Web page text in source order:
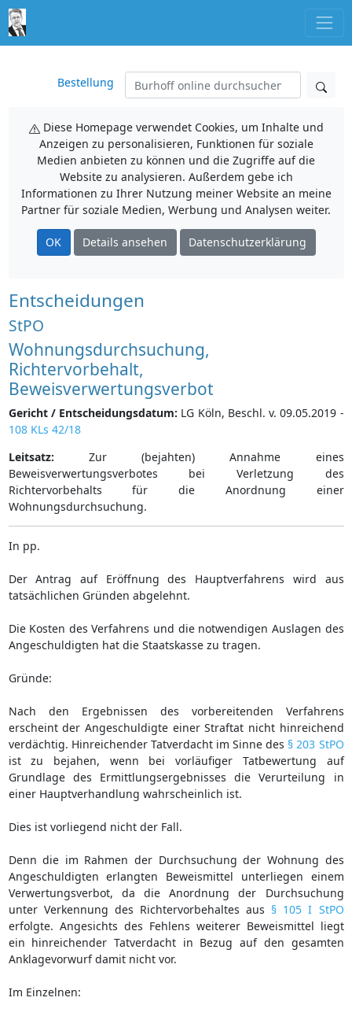
Bestellung
Diese Homepage verwendet Cookies, um Inhalte und
Anzeigen zu personalisieren, Funktionen für soziale
Medien anbieten zu können und die Zugriffe auf die
Website zu analysieren. Außerdem gebe ich
Informationen zu Ihrer Nutzung meiner Website an meine
Partner für soziale Medien, Werbung und Analysen weiter.
OK Details ansehen Datenschutzerklärung
Entscheidungen
StPO
Wohnungsdurchsuchung,
Richtervorbehalt,
Beweisverwertungsverbot
Gericht / Entscheidungsdatum: LG Köln, Beschl. v. 09.05.2019 -
108 KLs 42/18
Leitsatz: Zur (bejahten) Annahme eines
Beweisverwertungsverbotes bei Verletzung des
Richtervorbehalts für die Anordnung einer
Wohnungsdurchsuchung.
In pp.
Der Antrag auf Eröffnung des Hauptverfahrens wird aus
tatsächlichen Gründen abgelehnt.
Die Kosten des Verfahrens und die notwendigen Auslagen des
Angeschuldigten hat die Staatskasse zu tragen.
Gründe:
Nach den Ergebnissen des vorbereitenden Verfahrens
erscheint der Angeschuldigte einer Straftat nicht hinreichend
verdächtig. Hinreichender Tatverdacht im Sinne des § 203 StPO
ist zu bejahen, wenn bei vorläufiger Tatbewertung auf
Grundlage des Ermittlungsergebnisses die Verurteilung in
einer Hauptverhandlung wahrscheinlich ist.
Dies ist vorliegend nicht der Fall.
Denn die im Rahmen der Durchsuchung der Wohnung des
Angeschuldigten erlangten Beweismittel unterliegen einem
Verwertungsverbot, da die Anordnung der Durchsuchung
unter Verkennung des Richtervorbehaltes aus § 105 I StPO
erfolgte. Angesichts des Fehlens weiterer Beweismittel liegt
ein hinreichender Tatverdacht in Bezug auf den gesamten
Anklagevorwurf damit nicht vor.
Im Einzelnen: